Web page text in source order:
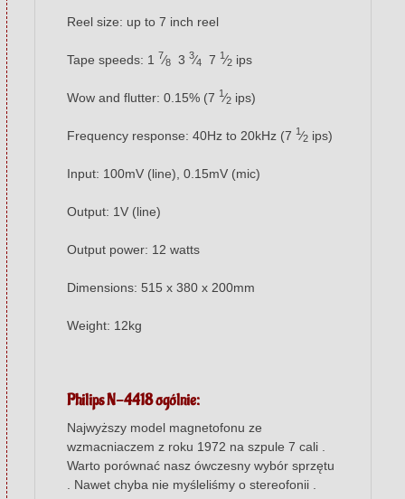
Reel size: up to 7 inch reel
Tape speeds: 1 7⁄8 33⁄4 7 1⁄2 ips
Wow and flutter: 0.15% (7 1⁄2 ips)
Frequency response: 40Hz to 20kHz (7 1⁄2 ips)
Input: 100mV (line), 0.15mV (mic)
Output: 1V (line)
Output power: 12 watts
Dimensions: 515 x 380 x 200mm
Weight: 12kg
Philips N-4418ogólnie:
Najwyższy model magnetofonu ze
wzmacniaczem z roku 1972 na szpule 7 cali .
Warto porównać nasz ówczesny wybór sprzętu
. Nawet chyba nie myśleliśmy o stereofonii .